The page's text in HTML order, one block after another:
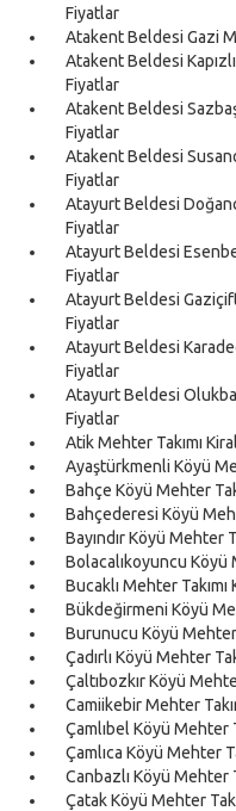
Fiyatlar
Atakent Beldesi Gazi
Atakent Beldesi
Fiyatlar
Atakent Beldesi
Fiyatlar
Atakent Beldesi
Fiyatlar
Atayurt Beldesi
Fiyatlar
Atayurt Beldesi
Fiyatlar
Atayurt Beldesi
Fiyatlar
Atayurt Beldesi
Fiyatlar
Atayurt Beldesi
Fiyatlar
Atik Mehter Takımı
Ayaştürkmenli Köyü
Bahçe Köyü Mehter
Bahçederesi Köyü
Bayındır Köyü Mehter
Bolacalıkoyuncu Köyü
Bucaklı Mehter
Bükdeğirmeni Köyü
Burunucu Köyü Mehter
Çadırlı Köyü Mehter
Çaltıbozkır Köyü
Camiikebir Mehter
Çamlıbel Köyü Mehter
Çamlıca Köyü Mehter
Canbazlı Köyü Mehter
Çatak Köyü Mehter